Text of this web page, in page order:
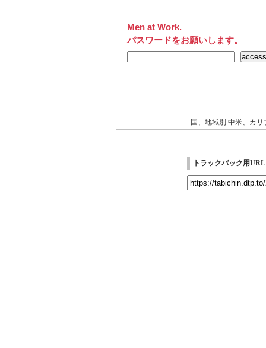
Men at Work.
パスワードをお願いします。
国、地域別 中米、カリ
トラックバック用URL